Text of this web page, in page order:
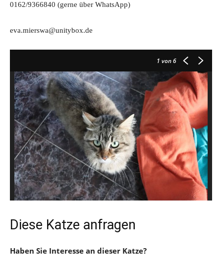
0162/9366840 (gerne über WhatsApp)
eva.mierswa@unitybox.de
1 von 6
Diese Katze anfragen
Haben Sie Interesse an dieser Katze?